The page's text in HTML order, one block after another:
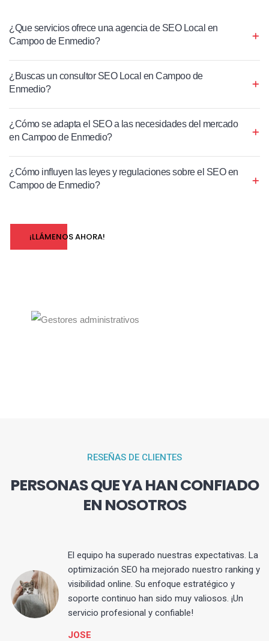
¿Que servicios ofrece una agencia de SEO Local en
Campoo de Enmedio?
¿Buscas un consultor SEO Local en Campoo de
Enmedio?
¿Cómo se adapta el SEO a las necesidades del mercado
en Campoo de Enmedio?
¿Cómo influyen las leyes y regulaciones sobre el SEO en
Campoo de Enmedio?
¡LLÁMENOS AHORA!
RESEÑAS DE CLIENTES
PERSONAS QUE YA HAN CONFIADO
EN NOSOTROS
El equipo ha superado nuestras expectativas. La
optimización SEO ha mejorado nuestro ranking y
visibilidad online. Su enfoque estratégico y
soporte continuo han sido muy valiosos. ¡Un
servicio profesional y confiable!
JOSE